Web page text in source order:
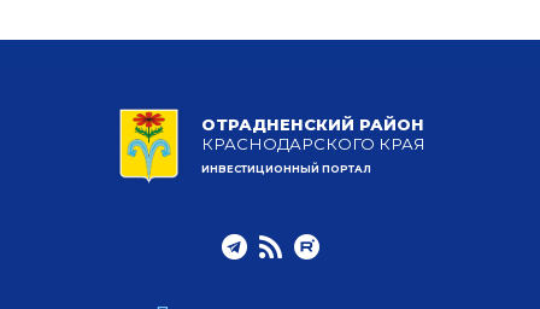
ОТРАДНЕНСКИЙ РАЙОН
КРАСНОДАРСКОГО КРАЯ
ИНВЕСТИЦИОННЫЙ ПОРТАЛ